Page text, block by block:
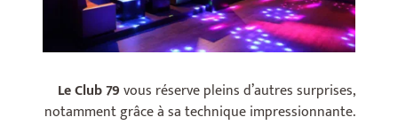
Le Club 79vous réserve pleins d’autres surprises,
notamment grâce à sa technique impressionnante.